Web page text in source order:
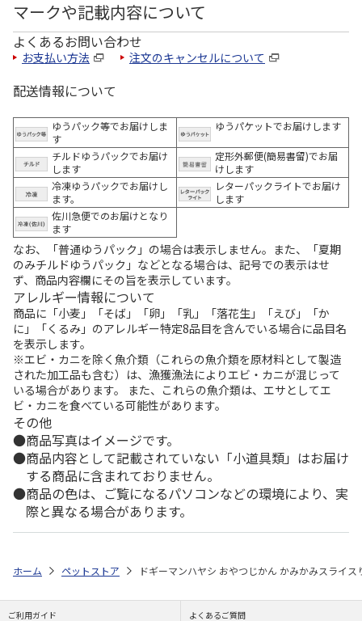
マークや記載内容について
よくあるお問い合わせ
お支払い方法 注文のキャンセルについて
配送情報について
ゆうパック等でお届けしま
す
ゆうパケットでお届けします
チルドゆうパックでお届け
します
定形外郵便(簡易書留)でお届
けします
冷凍ゆうパックでお届けし
ます。
レターパックライトでお届け
します
佐川急便でのお届けとなり
ます
なお、「普通ゆうパック」の場合は表示しません。また、「夏期
のみチルドゆうパック」などとなる場合は、記号での表示はせ
ず、商品内容欄にその旨を表示しています。
アレルギー情報について
商品に「小麦」「そば」「卵」「乳」「落花生」「えび」「か
に」「くるみ」のアレルギー特定8品目を含んでいる場合に品目名
を表示します。
※エビ・カニを除く魚介類（これらの魚介類を原材料として製造
された加工品も含む）は、漁獲漁法によりエビ・カニが混じって
いる場合があります。 また、これらの魚介類は、エサとしてエ
ビ・カニを食べている可能性があります。
その他
商品写真はイメージです。
商品内容として記載されていない「小道具類」はお届け
する商品に含まれておりません。
商品の色は、ご覧になるパソコンなどの環境により、実
際と異なる場合があります。
ホーム ペットストア ドギーマンハヤシ おやつじかん かみかみスライス
ご利用ガイド よくあるご質問